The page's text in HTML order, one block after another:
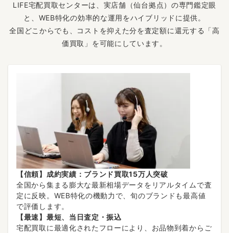
LIFE宅配買取センターは、実店舗（仙台拠点）の専門鑑定眼
と、WEB特化の効率的な運用をハイブリッドに提供。
全国どこからでも、コストを抑えた分を査定額に還元する「高
価買取」を可能にしています。
【信頼】成約実績：ブランド買取15万人突破
全国から集まる膨大な最新相場データをリアルタイムで査
定に反映。WEB特化の機動力で、旬のブランドも最高値
で評価します。
【最速】最短、当日査定・振込
宅配買取に最適化されたフローにより、お品物到着からご